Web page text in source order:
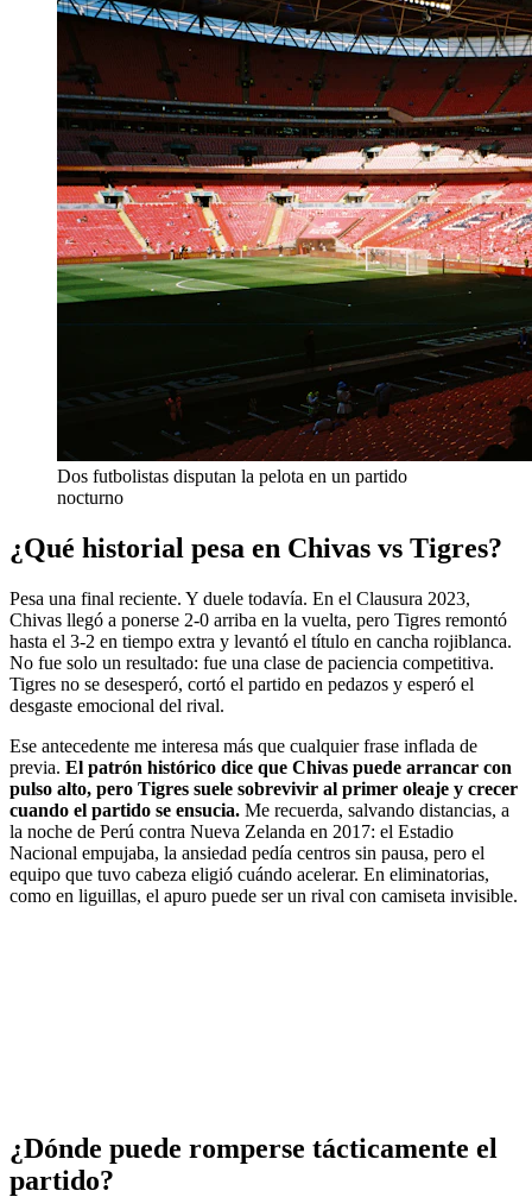
Dos futbolistas disputan la pelota en un partido
nocturno
¿Qué historial pesa en Chivas vs Tigres?
Pesa una final reciente. Y duele todavía. En el Clausura 2023,
Chivas llegó a ponerse 2-0 arriba en la vuelta, pero Tigres remontó
hasta el 3-2 en tiempo extra y levantó el título en cancha rojiblanca.
No fue solo un resultado: fue una clase de paciencia competitiva.
Tigres no se desesperó, cortó el partido en pedazos y esperó el
desgaste emocional del rival.
Ese antecedente me interesa más que cualquier frase inflada de
previa. El patrón histórico dice que Chivas puede arrancar con
pulso alto, pero Tigres suele sobrevivir al primer oleaje y crecer
cuando el partido se ensucia. Me recuerda, salvando distancias, a
la noche de Perú contra Nueva Zelanda en 2017: el Estadio
Nacional empujaba, la ansiedad pedía centros sin pausa, pero el
equipo que tuvo cabeza eligió cuándo acelerar. En eliminatorias,
como en liguillas, el apuro puede ser un rival con camiseta invisible.
¿Dónde puede romperse tácticamente el
partido?